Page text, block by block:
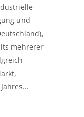
und
mehrerer